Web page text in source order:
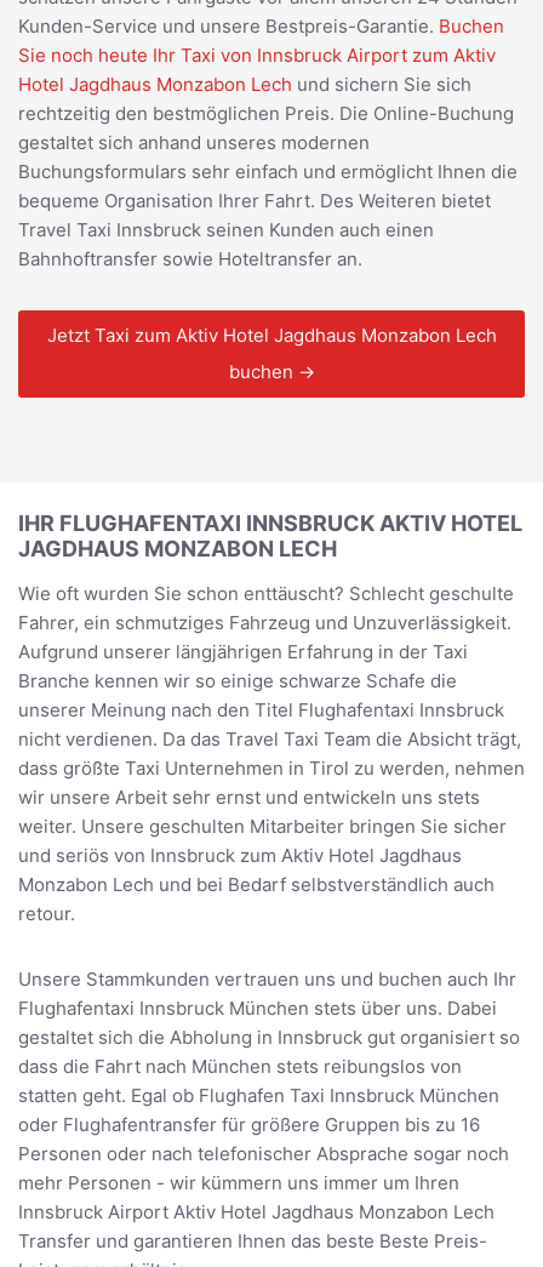
Kunden-Service und unsere Bestpreis-Garantie. Buchen
Sie noch heute Ihr Taxi von Innsbruck Airport zum Aktiv
Hotel Jagdhaus Monzabon Lech und sichern Sie sich
rechtzeitig den bestmöglichen Preis. Die Online-Buchung
gestaltet sich anhand unseres modernen
Buchungsformulars sehr einfach und ermöglicht Ihnen die
bequeme Organisation Ihrer Fahrt. Des Weiteren bietet
Travel Taxi Innsbruck seinen Kunden auch einen
Bahnhoftransfer sowie Hoteltransfer an.
Jetzt Taxi zum Aktiv Hotel Jagdhaus Monzabon Lech
buchen →
IHR FLUGHAFENTAXI INNSBRUCK AKTIV HOTEL
JAGDHAUS MONZABON LECH
Wie oft wurden Sie schon enttäuscht? Schlecht geschulte
Fahrer, ein schmutziges Fahrzeug und Unzuverlässigkeit.
Aufgrund unserer längjährigen Erfahrung in der Taxi
Branche kennen wir so einige schwarze Schafe die
unserer Meinung nach den Titel Flughafentaxi Innsbruck
nicht verdienen. Da das Travel Taxi Team die Absicht trägt,
dass größte Taxi Unternehmen in Tirol zu werden, nehmen
wir unsere Arbeit sehr ernst und entwickeln uns stets
weiter. Unsere geschulten Mitarbeiter bringen Sie sicher
und seriös von Innsbruck zum Aktiv Hotel Jagdhaus
Monzabon Lech und bei Bedarf selbstverständlich auch
retour.
Unsere Stammkunden vertrauen uns und buchen auch Ihr
Flughafentaxi Innsbruck München stets über uns. Dabei
gestaltet sich die Abholung in Innsbruck gut organisiert so
dass die Fahrt nach München stets reibungslos von
statten geht. Egal ob Flughafen Taxi Innsbruck München
oder Flughafentransfer für größere Gruppen bis zu 16
Personen oder nach telefonischer Absprache sogar noch
mehr Personen - wir kümmern uns immer um Ihren
Innsbruck Airport Aktiv Hotel Jagdhaus Monzabon Lech
Transfer und garantieren Ihnen das beste Beste Preis-